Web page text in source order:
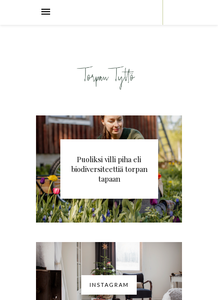
Puoliksi villi piha eli
biodiversiteettiä torpan
tapaan
INSTAGRAM